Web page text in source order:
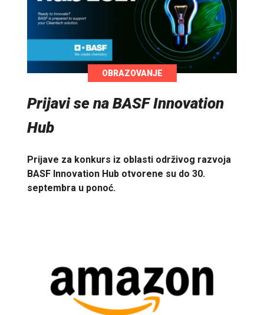
OBRAZOVANJE
Prijavi se na BASF Innovation
Hub
Prijave za konkurs iz oblasti održivog razvoja
BASF Innovation Hub otvorene su do 30.
septembra u ponoć.